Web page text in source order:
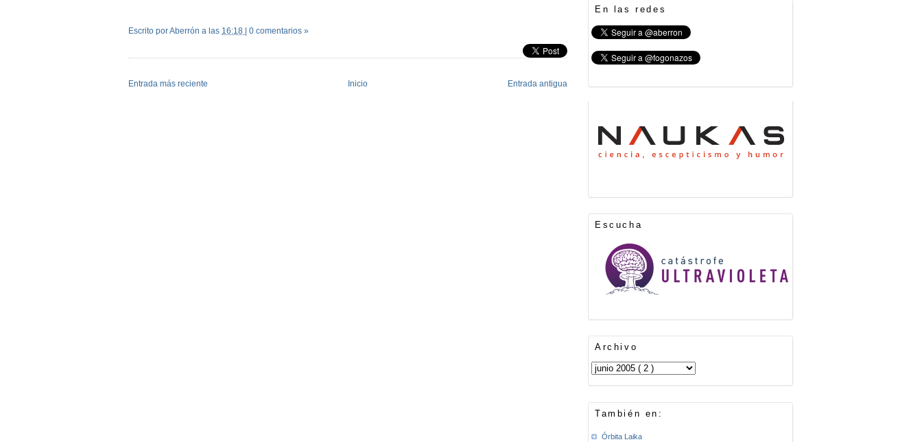
Escrito por Aberrón a las 16:18 | 0 comentarios »
Entrada más reciente Entrada antigua
Inicio
En las redes
Escucha
Archivo
También en:
Órbita Laika